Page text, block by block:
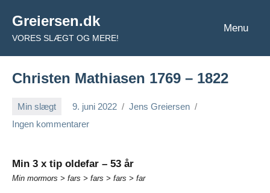
indhold
Greiersen.dk
VORES SLÆGT OG MERE!
Menu
Christen Mathiasen 1769 – 1822
Min slægt 9. juni 2022
Jens Greiersen
Ingen kommentarer
Min 3 x tip oldefar – 53 år
Min mormors > fars > fars > fars > far